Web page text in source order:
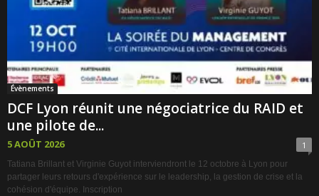
Évènements
DCF Lyon réunit une négociatrice du RAID et
une pilote de...
5 AOÛT 2026 1
Tatiana Brillant et Virginie Guyot interviendront le 12 octobre à Lyon pour
partager leurs retours d'expérience sur le leadership, la gestion de crise et la
cohésion d'équipe. Inscription